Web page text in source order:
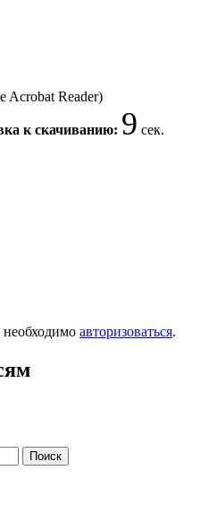
Acrobat Reader)
к скачиванию: 9 сек.
авторизоваться.